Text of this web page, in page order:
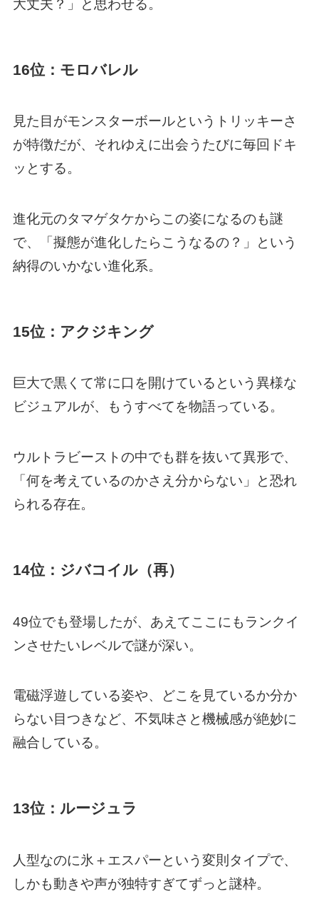
大丈夫？」と思わせる。
16位：モロバレル
見た目がモンスターボールというトリッキーさ
が特徴だが、それゆえに出会うたびに毎回ドキ
ッとする。
進化元のタマゲタケからこの姿になるのも謎
で、「擬態が進化したらこうなるの？」という
納得のいかない進化系。
15位：アクジキング
巨大で黒くて常に口を開けているという異様な
ビジュアルが、もうすべてを物語っている。
ウルトラビーストの中でも群を抜いて異形で、
「何を考えているのかさえ分からない」と恐れ
られる存在。
14位：ジバコイル（再）
49位でも登場したが、あえてここにもランクイ
ンさせたいレベルで謎が深い。
電磁浮遊している姿や、どこを見ているか分か
らない目つきなど、不気味さと機械感が絶妙に
融合している。
13位：ルージュラ
人型なのに氷＋エスパーという変則タイプで、
しかも動きや声が独特すぎてずっと謎枠。